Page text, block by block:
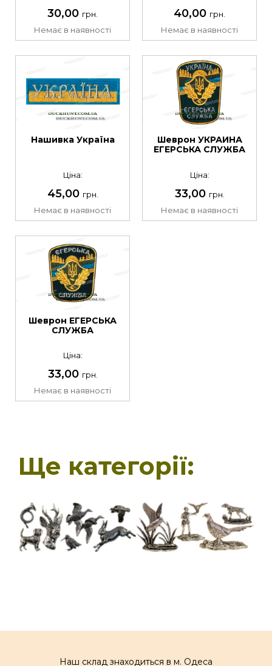
30,00 грн.
Немає в наявності
40,00 грн.
Немає в наявності
Нашивка Україна
Ціна:
45,00 грн.
Немає в наявності
Шеврон УКРАИНА
ЕГЕРСЬКА СЛУЖБА
Ціна:
33,00 грн.
Немає в наявності
Шеврон ЕГЕРСЬКА
СЛУЖБА
Ціна:
33,00 грн.
Немає в наявності
Ще категорії:
Наш склад знаходиться в м. Одеса